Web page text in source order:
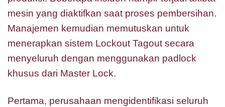
mesin yang diaktifkan saat proses pembersihan.
Manajemen kemudian memutuskan untuk
menerapkan sistem Lockout Tagout secara
menyeluruh dengan menggunakan padlock
khusus dari Master Lock.
Pertama, perusahaan mengidentifikasi seluruh